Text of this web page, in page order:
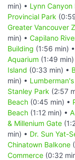
min) • Lynn Canyon
Provincial Park
Greater Vancouver
min) • Capilano
Building (1:56 min) •
Aquarium (1:49 min)
Island (0:33 min) •
min) •
Stanley Park (2:57
Beach (0:45 min) •
Beach (1:12 min) •
& Millenium Gate
min) • Dr. Sun Yat-
Chinatown Balkone
Commerce (0:32